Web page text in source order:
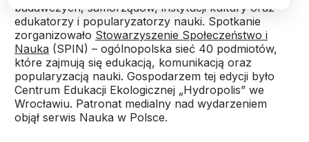
badawczych, samorządów, instytucji kultury oraz
edukatorzy i popularyzatorzy nauki. Spotkanie
zorganizowało Stowarzyszenie Społeczeństwo i
Nauka (SPIN) – ogólnopolska sieć 40 podmiotów,
które zajmują się edukacją, komunikacją oraz
popularyzacją nauki. Gospodarzem tej edycji było
Centrum Edukacji Ekologicznej „Hydropolis” we
Wrocławiu. Patronat medialny nad wydarzeniem
objął serwis Nauka w Polsce.